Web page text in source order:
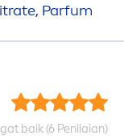
Parfum
baik (6 Penilaian)